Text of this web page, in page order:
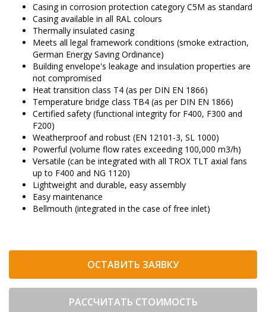
Casing in corrosion protection category C5M as standard
Casing available in all RAL colours
Thermally insulated casing
Meets all legal framework conditions (smoke extraction,
German Energy Saving Ordinance)
Building envelope's leakage and insulation properties are
not compromised
Heat transition class T4 (as per DIN EN 1866)
Temperature bridge class TB4 (as per DIN EN 1866)
Certified safety (functional integrity for F400, F300 and
F200)
Weatherproof and robust (EN 12101-3, SL 1000)
Powerful (volume flow rates exceeding 100,000 m3/h)
Versatile (can be integrated with all TROX TLT axial fans
up to F400 and NG 1120)
Lightweight and durable, easy assembly
Easy maintenance
Bellmouth (integrated in the case of free inlet)
ОСТАВИТЬ ЗАЯВКУ
РАССЧИТАТЬ СТОИМОСТЬ